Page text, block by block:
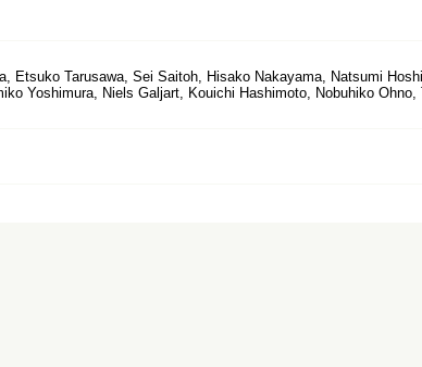
Etsuko Tarusawa, Sei Saitoh, Hisako Nakayama, Natsumi
Yoshimura, Niels Galjart, Kouichi Hashimoto, Nobuhiko Ohno,